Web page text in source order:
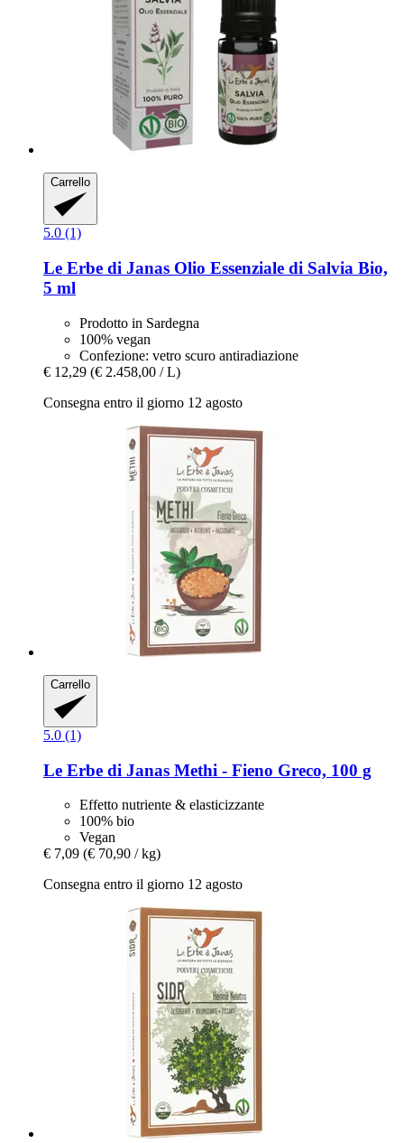
Carrello
5.0 (1)
Le Erbe di Janas Olio Essenziale di Salvia Bio,
5 ml
Prodotto in Sardegna
100% vegan
Confezione: vetro scuro antiradiazione
€ 12,29 (€ 2.458,00 / L)
Consegna entro il giorno 12 agosto
Carrello
5.0 (1)
Le Erbe di Janas Methi -​ Fieno Greco, 100 g
Effetto nutriente & elasticizzante
100% bio
Vegan
€ 7,09 (€ 70,90 / kg)
Consegna entro il giorno 12 agosto